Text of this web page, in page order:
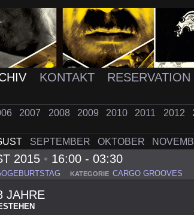
KONTAKT RESERVATION
2007 2008 2009 2010 2011 2012
SEPTEMBER OKTOBER
2015 • 16:00 - 03:30
KATEGORIE CARGO GROOVES
JAHRE